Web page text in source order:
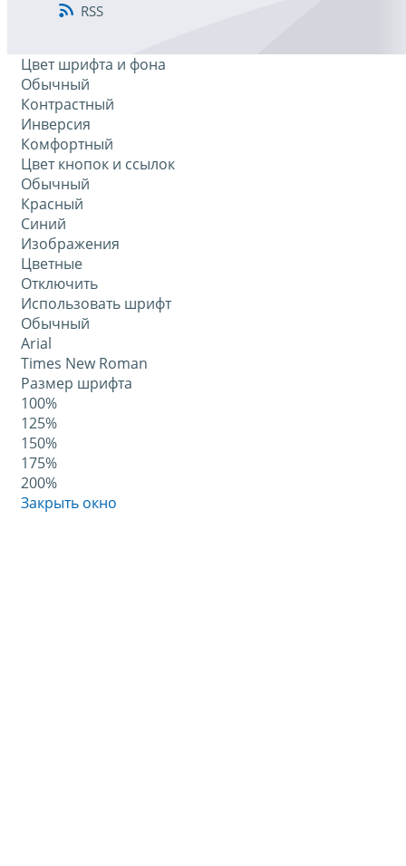
RSS
Цвет шрифта и фона
Обычный
Контрастный
Инверсия
Комфортный
Цвет кнопок и ссылок
Обычный
Красный
Синий
Изображения
Цветные
Отключить
Использовать шрифт
Обычный
Arial
Times New Roman
Размер шрифта
100%
125%
150%
175%
200%
Закрыть окно